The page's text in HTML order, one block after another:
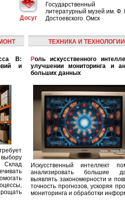
Досуг
Государственный
литературный музей им. Ф.
Достоевского. Омск
и
Склад
ТЕХНИКА И ТЕХНОЛОГИИ
Роль искусственного интеллекта в
улучшении мониторинга и
больших данных
Искусственный интеллект
анализировать большие
выявлять закономерности и
точность прогнозов, ускоряя
мониторинга и обработки